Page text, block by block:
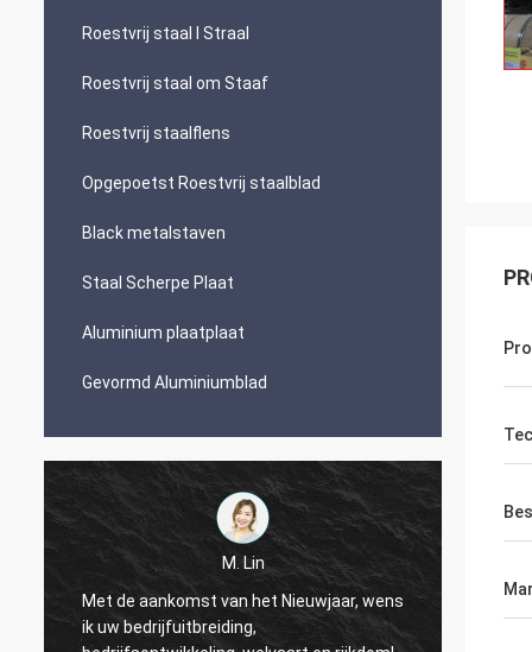
Roestvrij staal I Straal
Roestvrij staal om Staaf
Roestvrij staalflens
Opgepoetst Roestvrij staalblad
Black metalstaven
Staal Scherpe Plaat
Aluminium plaatplaat
Gevormd Aluminiumblad
M. Lin
van het Nieuwjaar, wens
M. Wang
Mei uw bedrijf bloeit dag